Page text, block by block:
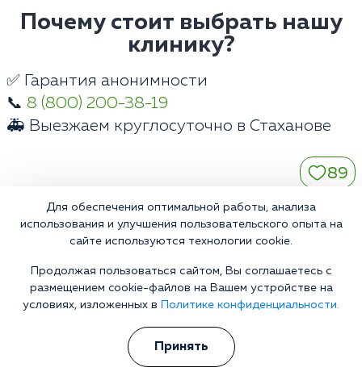
Почему стоит выбрать нашу
клинику?
✅ Гарантия анонимности
📞 8 (800) 200-38-19
🚑 Выезжаем круглосуточно в Стаханове
89
Контакты
Телефон:
stakhanov@narkologiya24.clinic
Для обеспечения оптимальной работы, анализа
использования и улучшения пользовательского опыта на
сайте используются технологии cookie.
Продолжая пользоваться сайтом, Вы соглашаетесь с
размещением cookie-файлов на Вашем устройстве на
условиях, изложенных в
Политике конфиденциальности.
Принять